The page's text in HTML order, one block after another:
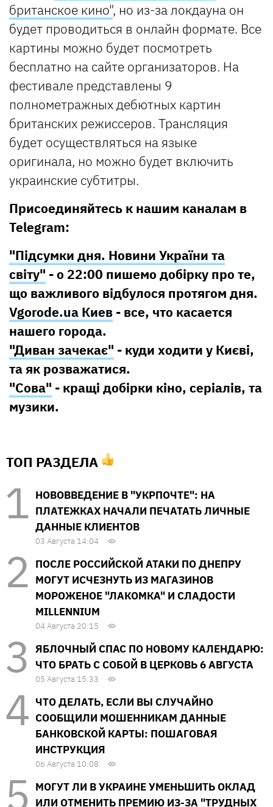
британское кино", но из-за локдауна он
будет проводиться в онлайн формате. Все
картины можно будет посмотреть
бесплатно на сайте организаторов. На
фестивале представлены 9
полнометражных дебютных картин
британских режиссеров. Трансляция
будет осуществляться на языке
оригинала, но можно будет включить
украинские субтитры.
Присоединяйтесь к нашим каналам в
Telegram:
"Підсумки дня. Новини України та
світу" - о 22:00 пишемо добірку про те,
що важливого відбулося протягом дня.
Vgorode.ua Киев - все, что касается
нашего города.
"Диван зачекає" - куди ходити у Києві,
та як розважатися.
"Сова" - кращі добірки кіно, серіалів, та
музики.
ТОП РАЗДЕЛА
НОВОВВЕДЕНИЕ В "УКРПОЧТЕ": НА
ПЛАТЕЖКАХ НАЧАЛИ ПЕЧАТАТЬ ЛИЧНЫЕ
ДАННЫЕ КЛИЕНТОВ
03 Августа 14:04
ПОСЛЕ РОССИЙСКОЙ АТАКИ ПО ДНЕПРУ
МОГУТ ИСЧЕЗНУТЬ ИЗ МАГАЗИНОВ
МОРОЖЕНОЕ "ЛАКОМКА" И СЛАДОСТИ
MILLENNIUM
04 Августа 20:15
ЯБЛОЧНЫЙ СПАС ПО НОВОМУ КАЛЕНДАРЮ:
ЧТО БРАТЬ С СОБОЙ В ЦЕРКОВЬ 6 АВГУСТА
05 Августа 15:33
ЧТО ДЕЛАТЬ, ЕСЛИ ВЫ СЛУЧАЙНО
СООБЩИЛИ МОШЕННИКАМ ДАННЫЕ
БАНКОВСКОЙ КАРТЫ: ПОШАГОВАЯ
ИНСТРУКЦИЯ
06 Августа 10:08
МОГУТ ЛИ В УКРАИНЕ УМЕНЬШИТЬ ОКЛАД
ИЛИ ОТМЕНИТЬ ПРЕМИЮ ИЗ-ЗА "ТРУДНЫХ